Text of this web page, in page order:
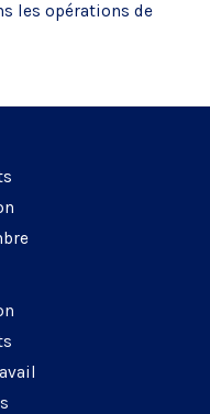
les opérations de